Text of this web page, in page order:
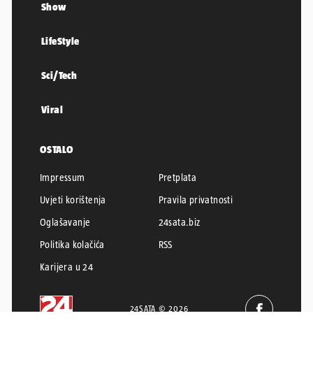
Show
LifeStyle
Sci/Tech
Viral
OSTALO
Impressum
Pretplata
Uvjeti korištenja
Pravila privatnosti
Oglašavanje
24sata.biz
Politika kolačića
RSS
Karijera u 24
24SATA © 2026